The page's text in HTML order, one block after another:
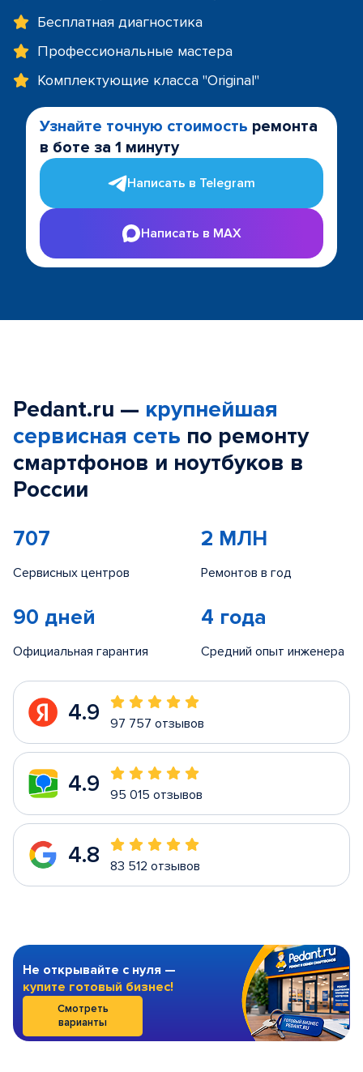
Бесплатная диагностика
Профессиональные мастера
Комплектующие класса "Original"
Узнайте точную стоимость ремонта
в боте за 1 минуту
Написать в Telegram
Написать в MAX
Pedant.ru — крупнейшая
сервисная сеть по ремонту
смартфонов и ноутбуков в
России
707
Сервисных центров
2 МЛН
Ремонтов в год
90 дней
Официальная гарантия
4 года
Средний опыт инженера
4.9 97 757 отзывов
4.9 95 015 отзывов
4.8 83 512 отзывов
Не открывайте с нуля —
купите готовый бизнес!
Смотреть
варианты